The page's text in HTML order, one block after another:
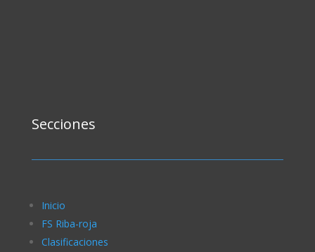
Secciones
Inicio
FS Riba-roja
Clasificaciones